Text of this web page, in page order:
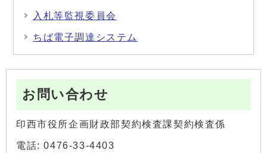
入札等監視委員会
ちば電子調達システム
お問い合わせ
印西市役所企画財政部契約検査課契約検査係
電話: 0476-33-4403